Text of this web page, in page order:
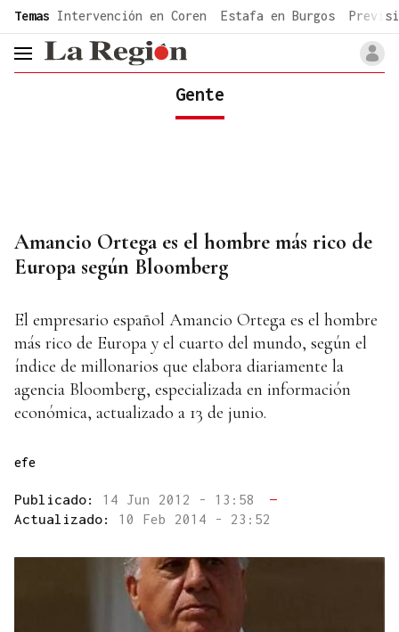
common.go-to-content
Temas Intervención en Coren Estafa en Burgos
header.menu.open
Gente
Amancio Ortega es el hombre más rico de
Europa según Bloomberg
El empresario español Amancio Ortega es el hombre
más rico de Europa y el cuarto del mundo, según el
índice de millonarios que elabora diariamente la
agencia Bloomberg, especializada en información
económica, actualizado a 13 de junio.
efe
Publicado: 14 Jun 2012 - 13:58
—
Actualizado: 10 Feb 2014 - 23:52